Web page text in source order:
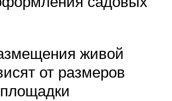
живой
от размеров